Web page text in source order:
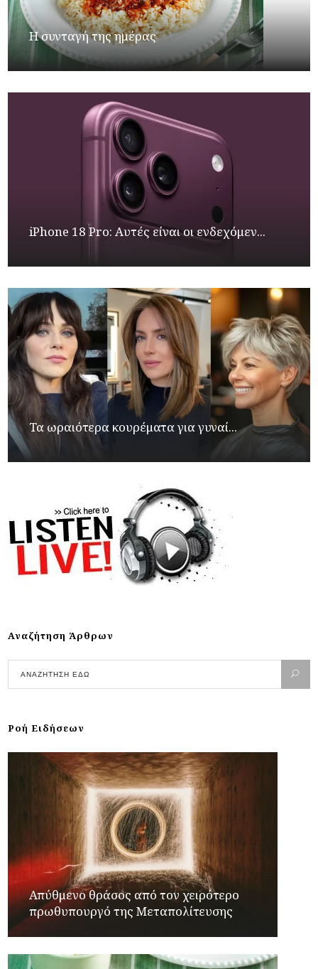
Η συνταγή της ημέρας
iPhone 18 Pro: Αυτές είναι οι ενδεχόμεν...
Τα ωραιότερα κουρέματα για γυναί...
Αναζήτηση Άρθρων
Ροή Ειδήσεων
Απύθμενο θράσος από τον χειρότερο
πρωθυπουργό της Μεταπολίτευσης